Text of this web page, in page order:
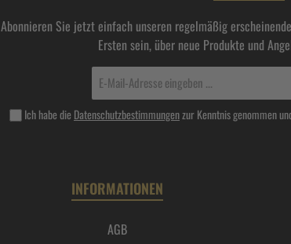
Abonnieren Sie jetzt einfach unseren regelmäßig
Ersten sein, über neue Produkte und
Adresse*
Ich habe die Datenschutzbestimmungenzur Kenntnis genommen
INFORMATIONEN
AGB